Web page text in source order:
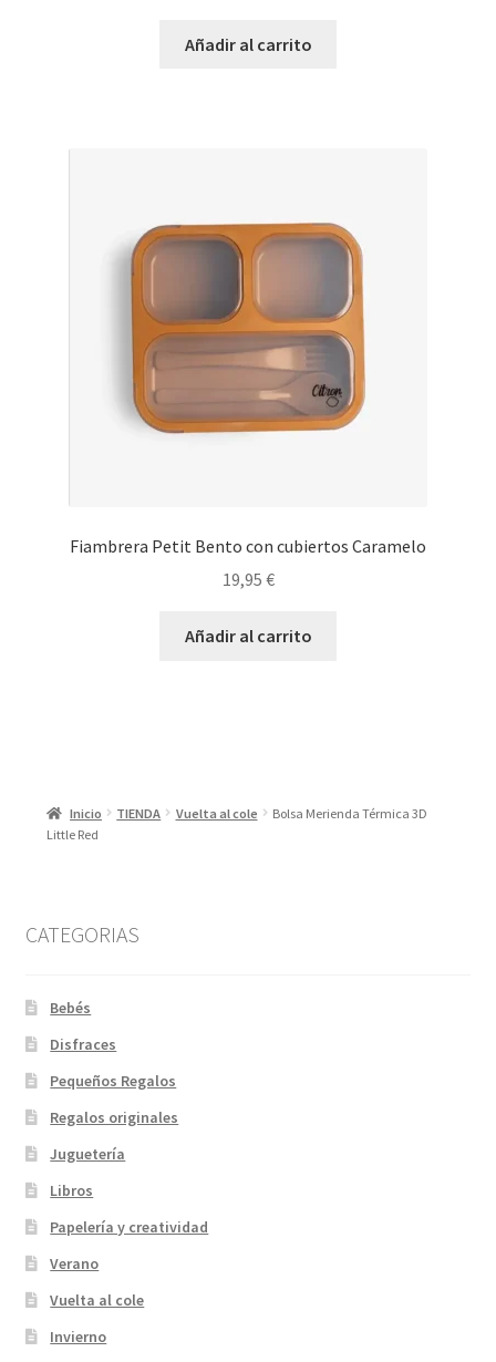
Añadir al carrito
Fiambrera Petit Bento con cubiertos Caramelo
19,95 €
Añadir al carrito
Inicio TIENDA Vuelta al cole
Bolsa Merienda Térmica 3D
Little Red
CATEGORIAS
Bebés
Disfraces
Pequeños Regalos
Regalos originales
Juguetería
Libros
Papelería y creatividad
Verano
Vuelta al cole
Invierno